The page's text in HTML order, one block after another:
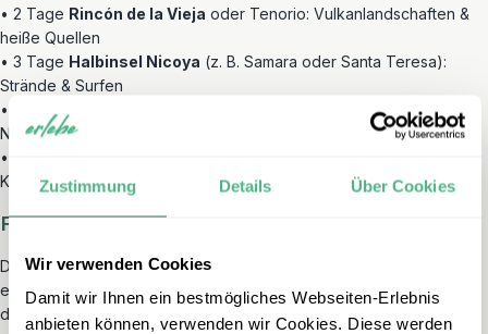
Zustimmung Details Über Cookies
Wir verwenden Cookies
Damit wir Ihnen ein bestmögliches Webseiten-Erlebnis
anbieten können, verwenden wir Cookies. Diese werden
• 2 Tage Rincón de la Vieja oder Tenorio: Vulkanlandschaften &
heiße Quellen
• 3 Tage Halbinsel Nicoya (z. B. Samara oder Santa Teresa):
Strände & Surfen
• 2 Tage
(Karibik): Reggae-Flair &
Natur
• 3 Tage zur freien Gestaltung, z. B. für Tierbeobachtung,
Kajakfahren oder Wanderungen
Fazit:
Drei Wochen sind ideal für alle, die tief in die Vielfalt Costa Ricas
eintauchen möchten. Sie reisen bewusster, sehen mehr und haben
dennoch genug Raum zur Erholung.